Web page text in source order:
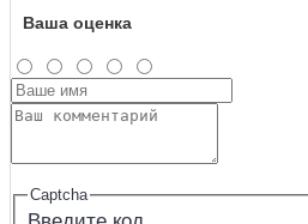
Ваша оценка
Captcha